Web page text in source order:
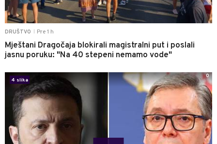
DRUŠTVO Pre 1 h
Mještani Dragočaja blokirali magistralni put i poslali
jasnu poruku: "Na 40 stepeni nemamo vode"
4 slika
0